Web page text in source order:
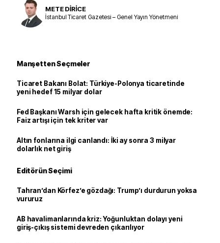
METE DİRİCE
İstanbul Ticaret Gazetesi – Genel Yayın Yönetmeni
Manşetten Seçmeler
Ticaret Bakanı Bolat: Türkiye-Polonya ticaretinde
yeni hedef 15 milyar dolar
Fed Başkanı Warsh için gelecek hafta kritik önemde:
Faiz artışı için tek kriter var
Altın fonlarına ilgi canlandı: İki ay sonra 3 milyar
dolarlık net giriş
Editörün Seçimi
Tahran’dan Körfez’e gözdağı: Trump’ı durdurun yoksa
vururuz
AB havalimanlarında kriz: Yoğunluktan dolayı yeni
giriş-çıkış sistemi devreden çıkarılıyor